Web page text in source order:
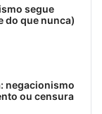
segue
do que nunca)
negacionismo
ou censura